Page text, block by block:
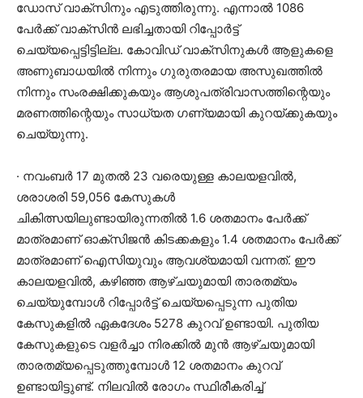
ഡോസ് വാക്‌സിനും എടുത്തിരുന്നു. എന്നാല്‍ 1086
പേര്‍ക്ക് വാക്‌സിന്‍ ലഭിച്ചതായി റിപ്പോര്‍ട്ട്
ചെയ്യപ്പെട്ടിട്ടില്ല. കോവിഡ് വാക്‌സിനുകള്‍ ആളുകളെ
അണുബാധയില്‍ നിന്നും ഗുരുതരമായ അസുഖത്തില്‍
നിന്നും സംരക്ഷിക്കുകയും ആശുപത്രിവാസത്തിന്റെയും
മരണത്തിന്റെയും സാധ്യത ഗണ്യമായി കുറയ്ക്കുകയും
ചെയ്യുന്നു.
· നവംബര്‍ 17 മുതല്‍ 23 വരെയുള്ള കാലയളവില്‍,
ശരാശരി 59,056 കേസുകള്‍
ചികിത്സയിലുണ്ടായിരുന്നതില്‍ 1.6 ശതമാനം പേര്‍ക്ക്
മാത്രമാണ് ഓക്‌സിജന്‍ കിടക്കകളും 1.4 ശതമാനം പേര്‍ക്ക്
മാത്രമാണ് ഐസിയുവും ആവശ്യമായി വന്നത്. ഈ
കാലയളവില്‍, കഴിഞ്ഞ ആഴ്ചയുമായി താരതമ്യം
ചെയ്യുമ്പോള്‍ റിപ്പോര്‍ട്ട് ചെയ്യപ്പെടുന്ന പുതിയ
കേസുകളില്‍ ഏകദേശം 5278 കുറവ് ഉണ്ടായി. പുതിയ
കേസുകളുടെ വളര്‍ച്ചാ നിരക്കില്‍ മുന്‍ ആഴ്ചയുമായി
താരതമ്യപ്പെടുത്തുമ്പോള്‍ 12 ശതമാനം കുറവ്
ഉണ്ടായിട്ടുണ്ട്. നിലവില്‍ രോഗം സ്ഥിരീകരിച്ച്